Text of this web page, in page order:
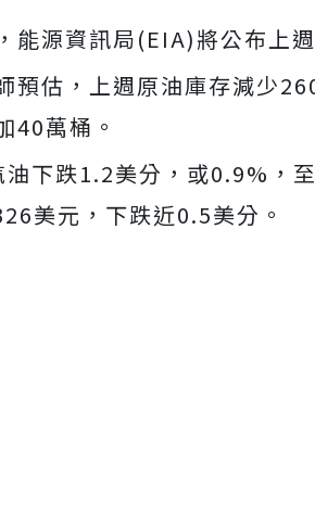
能源資訊局(EIA)將公布上
預估，上週原油庫存減少
40萬桶。
油下跌1.2美分，或0.9%，
美元，下跌近0.5美分。